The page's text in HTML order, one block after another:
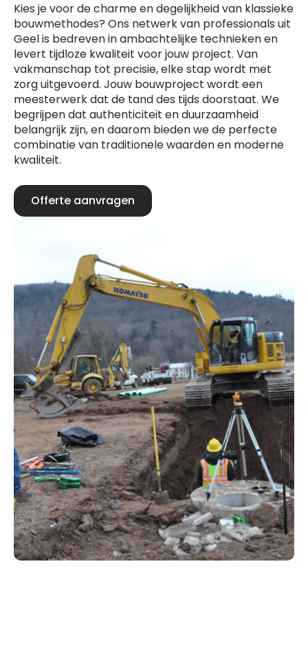
Kies je voor de charme en degelijkheid van klassieke
bouwmethodes? Ons netwerk van professionals uit
Geel is bedreven in ambachtelijke technieken en
levert tijdloze kwaliteit voor jouw project. Van
vakmanschap tot precisie, elke stap wordt met
zorg uitgevoerd. Jouw bouwproject wordt een
meesterwerk dat de tand des tijds doorstaat. We
begrijpen dat authenticiteit en duurzaamheid
belangrijk zijn, en daarom bieden we de perfecte
combinatie van traditionele waarden en moderne
kwaliteit.
Offerte aanvragen